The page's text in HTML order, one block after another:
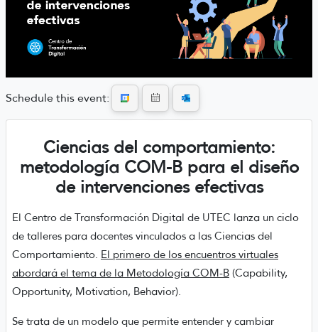
Schedule this event:
Ciencias del comportamiento:
metodología COM-B para el diseño
de intervenciones efectivas
El Centro de Transformación Digital de UTEC lanza un ciclo
de talleres para docentes vinculados a las Ciencias del
Comportamiento. El primero de los encuentros virtuales
abordará el tema de la Metodología COM-B (Capability,
Opportunity, Motivation, Behavior).
Se trata de un modelo que permite entender y cambiar